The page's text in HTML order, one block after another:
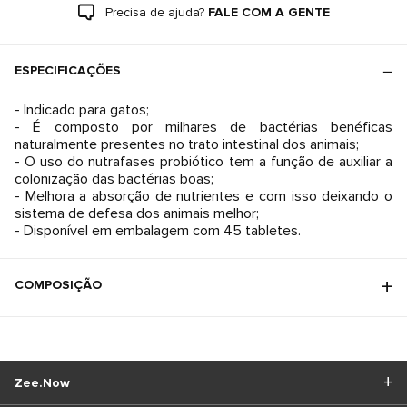
Precisa de ajuda? FALE COM A GENTE
ESPECIFICAÇÕES
- Indicado para gatos;
- É composto por milhares de bactérias benéficas
naturalmente presentes no trato intestinal dos animais;
- O uso do nutrafases probiótico tem a função de auxiliar a
colonização das bactérias boas;
- Melhora a absorção de nutrientes e com isso deixando o
sistema de defesa dos animais melhor;
- Disponível em embalagem com 45 tabletes.
COMPOSIÇÃO
Zee.Now